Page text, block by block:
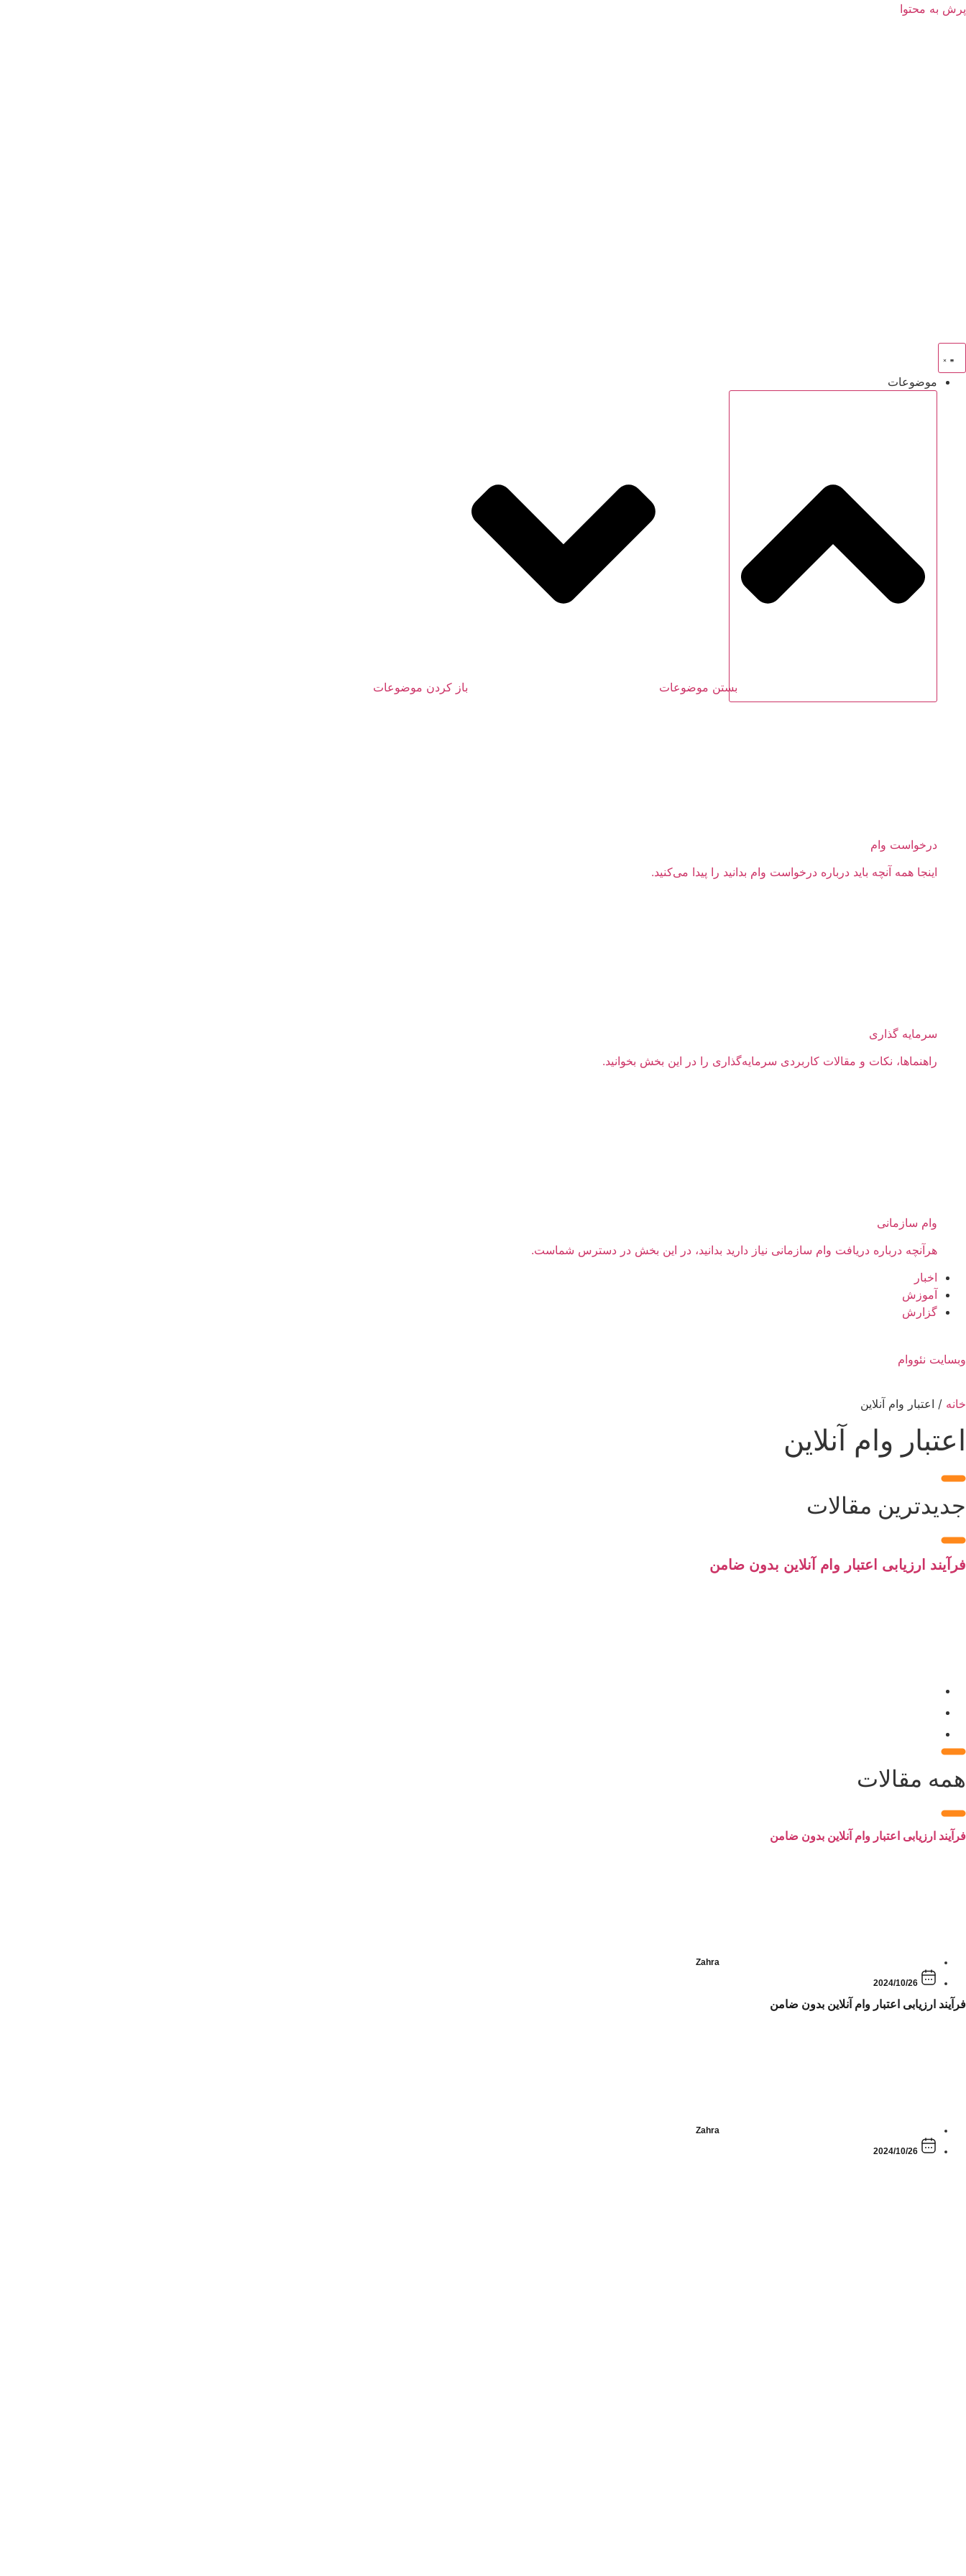
پرش به محتوا
موضوعات
بستن موضوعات باز کردن موضوعات
درخواست وام
اینجا همه آنچه باید درباره درخواست وام بدانید را پیدا می‌کنید.
سرمایه گذاری
راهنماها، نکات و مقالات کاربردی سرمایه‌گذاری را در این بخش بخوانید.
وام سازمانی
هرآنچه درباره دریافت وام سازمانی نیاز دارید بدانید، در این بخش در دسترس شماست.
اخبار
آموزش
گزارش
وبسایت نئووام
خانه / اعتبار وام آنلاین
اعتبار وام آنلاین
جدیدترین مقالات
فرآیند ارزیابی اعتبار وام آنلاین بدون ضامن
همه مقالات
فرآیند ارزیابی اعتبار وام آنلاین بدون ضامن
Zahra
2024/10/26
فرآیند ارزیابی اعتبار وام آنلاین بدون ضامن
Zahra
2024/10/26